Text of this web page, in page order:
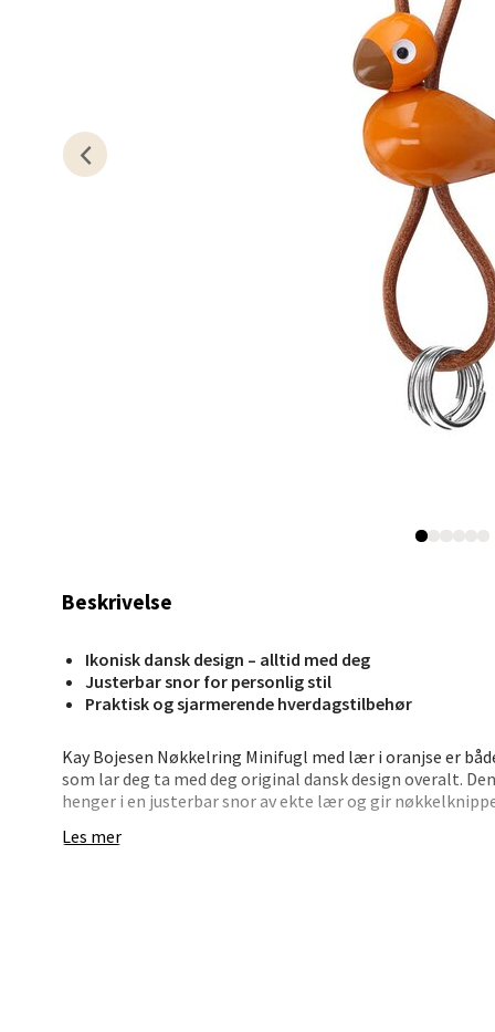
Beskrivelse
Ikonisk dansk design – alltid med deg
Justerbar snor for personlig stil
Praktisk og sjarmerende hverdagstilbehør
Kay Bojesen Nøkkelring Minifugl med lær i oranjse er
som lar deg ta med deg original dansk design overalt.
henger i en justerbar snor av ekte lær og gir
Med en graveret metallring og smart karabinlås er det
Les mer
Oslo
Erich
Åpent
6 i
Åpent i
5 i
Åpent
5 i